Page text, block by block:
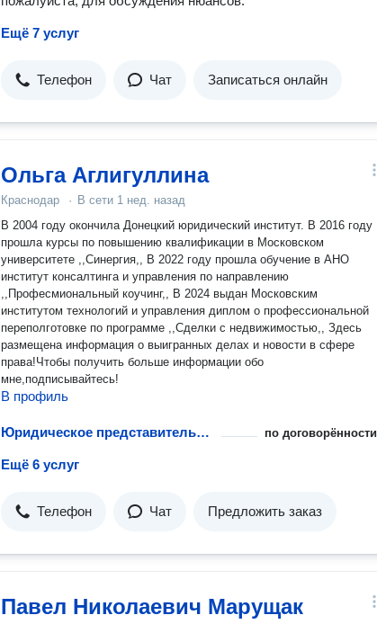
Ещё 7 услуг
Телефон Чат Записаться онлайн
Ольга Аглигуллина
Краснодар · В сети 1 нед. назад
В 2004 году окончила Донецкий юридический институт. В 2016 году
прошла курсы по повышению квалификации в Московском
университете ,,Синергия,, В 2022 году прошла обучение в АНО
институт консалтинга и управления по направлению
,,Професмиональный коучинг,, В 2024 выдан Московским
институтом технологий и управления диплом о профессиональной
переполготовке по программе ,,Сделки с недвижимостью,, Здесь
размещена информация о выигранных делах и новости в сфере
права!Чтобы получить больше информации обо
мне,подписывайтесь!
В профиль
Юридическое представительство в судах кассационной инстанции по договорённости
Ещё 6 услуг
Телефон Чат Предложить заказ
Павел Николаевич Марущак